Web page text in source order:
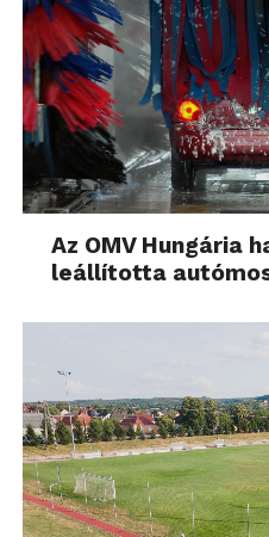
Az OMV Hungária
leállította